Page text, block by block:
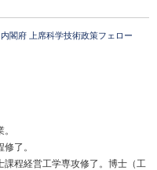
閣府 上席科学技術政策フェロー
了。
程経営工学専攻修了。博士（工